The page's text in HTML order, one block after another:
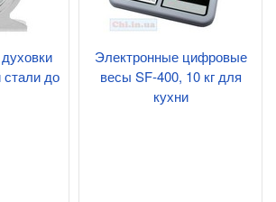
до
Электронные цифровые
весы SF-400, 10 кг для
кухни